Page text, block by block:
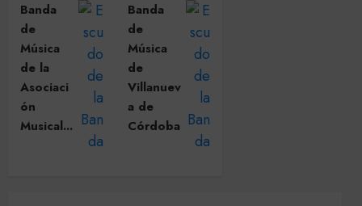
Banda
de
Música
de la
Asociaci
ón
Musical...
Banda
de
Música
de
Villanuev
a de
Córdoba